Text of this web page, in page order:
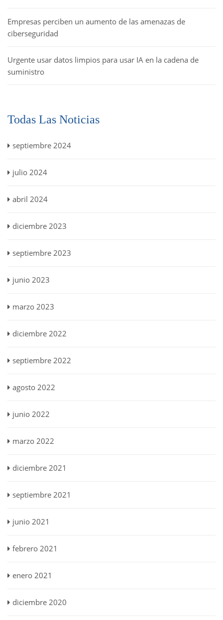
Empresas perciben un aumento de las amenazas de
ciberseguridad
Urgente usar datos limpios para usar IA en la cadena de
suministro
Todas Las Noticias
septiembre 2024
julio 2024
abril 2024
diciembre 2023
septiembre 2023
junio 2023
marzo 2023
diciembre 2022
septiembre 2022
agosto 2022
junio 2022
marzo 2022
diciembre 2021
septiembre 2021
junio 2021
febrero 2021
enero 2021
diciembre 2020